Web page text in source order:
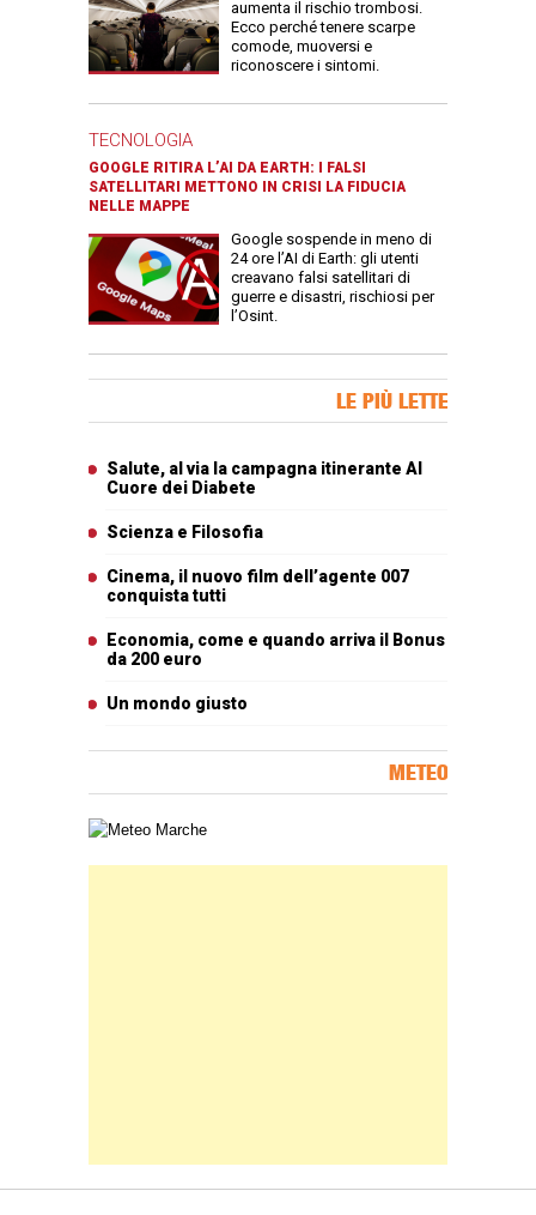
aumenta il rischio trombosi.
Ecco perché tenere scarpe
comode, muoversi e
riconoscere i sintomi.
TECNOLOGIA
GOOGLE RITIRA L’AI DA EARTH: I FALSI
SATELLITARI METTONO IN CRISI LA FIDUCIA
NELLE MAPPE
Google sospende in meno di
24 ore l’AI di Earth: gli utenti
creavano falsi satellitari di
guerre e disastri, rischiosi per
l’Osint.
LE PIÙ LETTE
Salute, al via la campagna itinerante Al
Cuore dei Diabete
Scienza e Filosofia
Cinema, il nuovo film dell’agente 007
conquista tutti
Economia, come e quando arriva il Bonus
da 200 euro
Un mondo giusto
METEO
Carta meteorologica delle Marche